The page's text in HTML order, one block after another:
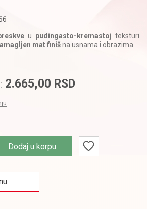
u pudingasto-kremastoj teksturi
mat finišna usnama i obrazima.​
2.665,00 RSD
Dodaj u korpu